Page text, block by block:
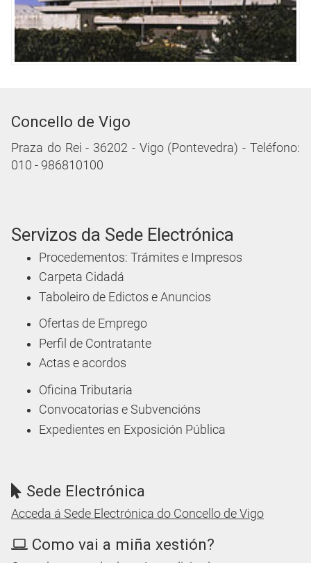
Concello de Vigo
Praza do Rei - 36202 - Vigo (Pontevedra) - Teléfono:
010 - 986810100
Servizos da Sede Electrónica
Procedementos: Trámites e Impresos
Carpeta Cidadá
Taboleiro de Edictos e Anuncios
Ofertas de Emprego
Perfil de Contratante
Actas e acordos
Oficina Tributaria
Convocatorias e Subvencións
Expedientes en Exposición Pública
Sede Electrónica
Acceda á Sede Electrónica do Concello de Vigo
Como vai a miña xestión?